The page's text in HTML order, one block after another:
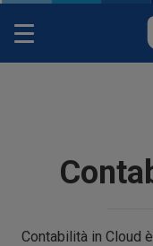
Toggle
Contabilità in Cloud